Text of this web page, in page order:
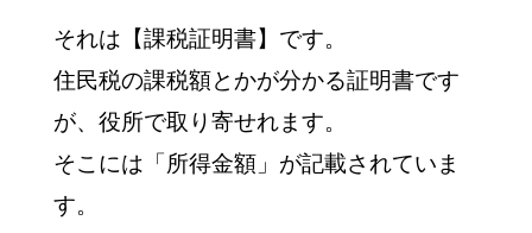
それは【課税証明書】です。
住民税の課税額とかが分かる証明書です
が、役所で取り寄せれます。
そこには「所得金額」が記載されていま
す。